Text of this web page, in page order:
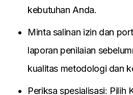
kebutuhan Anda.
Minta salinan izin dan
laporan penilaian
kualitas metodologi dan
Periksa spesialisasi: Pilih